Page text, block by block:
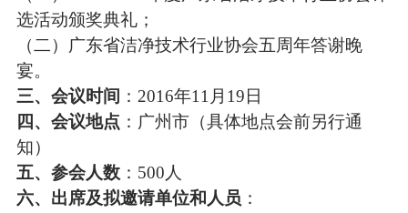
选活动颁奖典礼；
（二）广东省洁净技术行业协会五周年答谢晚
宴。
三、会议时间 ： 2016年11月 19日
四 、 会议地点 ： 广州市（具体地点会前另行通
知）
五、 参会人数： 500人
六、 出席及拟邀请单位和 人员 ：